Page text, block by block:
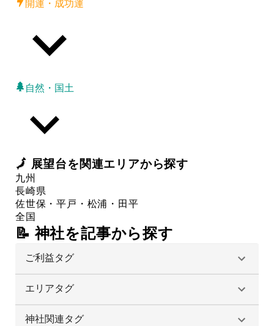
開運・成功運
自然・国土
🗾 展望台を関連エリアから探す
九州
長崎県
佐世保・平戸・松浦・田平
全国
📝 神社を記事から探す
ご利益タグ
エリアタグ
神社関連タグ